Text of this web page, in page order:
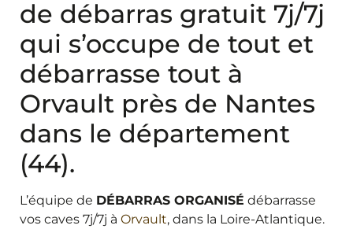
de débarras gratuit 7j/7j
qui s’occupe de tout et
débarrasse tout à
Orvault près de Nantes
dans le département
(44).
L’équipe de DÉBARRAS ORGANISÉ débarrasse
vos caves 7j/7j à Orvault, dans la Loire-Atlantique.